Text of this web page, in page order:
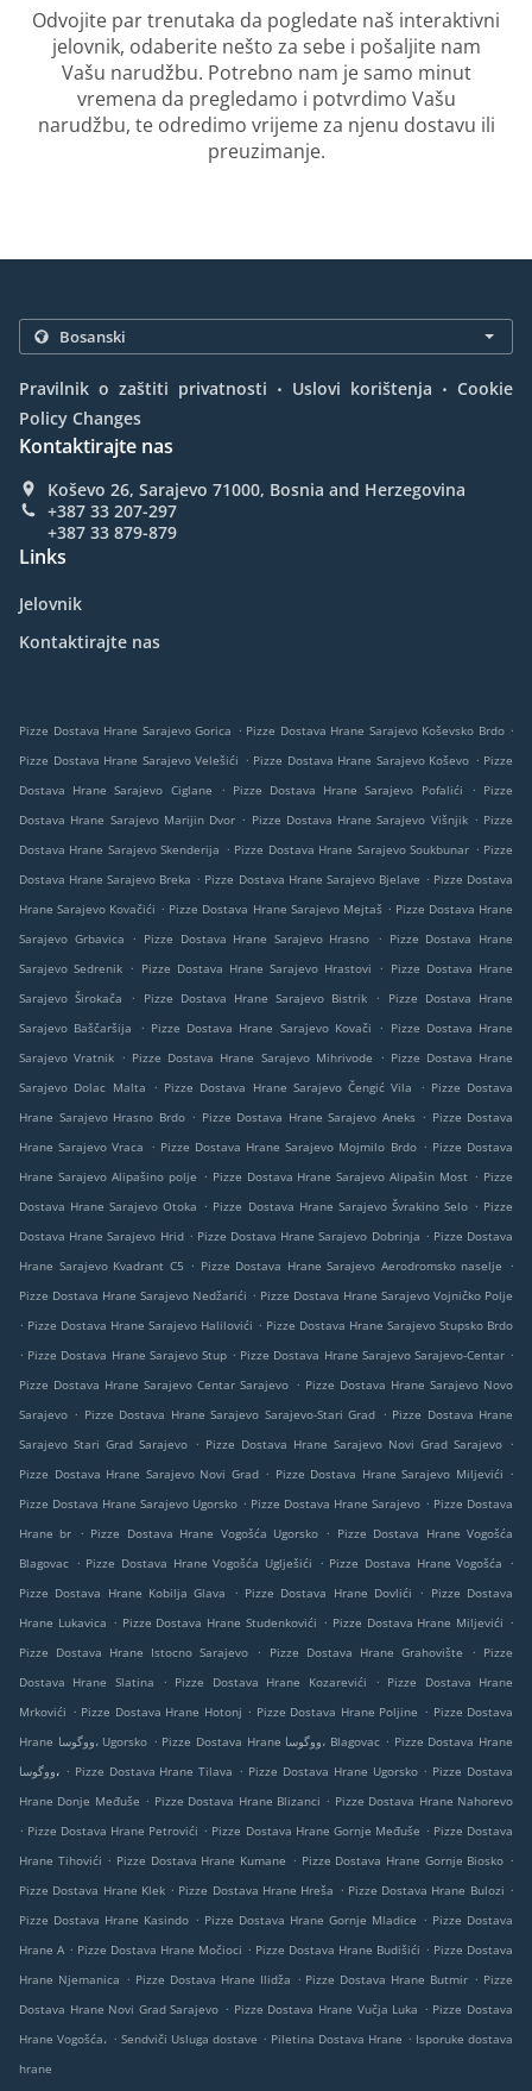
Odvojite par trenutaka da pogledate naš interaktivni
jelovnik, odaberite nešto za sebe i pošaljite nam
Vašu narudžbu. Potrebno nam je samo minut
vremena da pregledamo i potvrdimo Vašu
narudžbu, te odredimo vrijeme za njenu dostavu ili
preuzimanje.
Pravilnik o zaštiti privatnosti . Uslovi korištenja . Cookie
Policy Changes
Kontaktirajte nas
Koševo 26, Sarajevo 71000, Bosnia and Herzegovina
+387 33 207-297
+387 33 879-879
Links
Jelovnik
Kontaktirajte nas
Pizze Dostava Hrane Sarajevo Gorica . Pizze Dostava Hrane Sarajevo Koševsko Brdo .
Pizze Dostava Hrane Sarajevo Velešići . Pizze Dostava Hrane Sarajevo Koševo . Pizze
Dostava Hrane Sarajevo Ciglane
. Pizze Dostava Hrane Sarajevo Pofalići . Pizze
Dostava Hrane Sarajevo Marijin Dvor . Pizze Dostava Hrane Sarajevo Višnjik . Pizze
Dostava Hrane Sarajevo Skenderija . Pizze Dostava Hrane Sarajevo Soukbunar . Pizze
Dostava Hrane Sarajevo Breka . Pizze Dostava Hrane Sarajevo Bjelave . Pizze Dostava
Hrane Sarajevo Kovačići . Pizze Dostava Hrane Sarajevo Mejtaš . Pizze Dostava Hrane
Sarajevo Grbavica
. Pizze Dostava Hrane Sarajevo Hrasno . Pizze Dostava Hrane
Sarajevo Sedrenik . Pizze Dostava Hrane Sarajevo Hrastovi . Pizze Dostava Hrane
Sarajevo Širokača
. Pizze Dostava Hrane Sarajevo Bistrik .
Pizze Dostava Hrane
Sarajevo Baščaršija
. Pizze Dostava Hrane Sarajevo Kovači . Pizze Dostava Hrane
Sarajevo Vratnik . Pizze Dostava Hrane Sarajevo Mihrivode . Pizze Dostava Hrane
Sarajevo Dolac Malta
. Pizze Dostava Hrane Sarajevo Čengić Vila . Pizze Dostava
Hrane Sarajevo Hrasno Brdo . Pizze Dostava Hrane Sarajevo Aneks . Pizze Dostava
Hrane Sarajevo Vraca
. Pizze Dostava Hrane Sarajevo Mojmilo Brdo . Pizze Dostava
Hrane Sarajevo Alipašino polje . Pizze Dostava Hrane Sarajevo Alipašin Most . Pizze
Dostava Hrane Sarajevo Otoka . Pizze Dostava Hrane Sarajevo Švrakino Selo . Pizze
Dostava Hrane Sarajevo Hrid . Pizze Dostava Hrane Sarajevo Dobrinja . Pizze Dostava
Hrane Sarajevo Kvadrant C5 . Pizze Dostava Hrane Sarajevo Aerodromsko naselje
.
Pizze Dostava Hrane Sarajevo Nedžarići . Pizze Dostava Hrane Sarajevo Vojničko Polje
. Pizze Dostava Hrane Sarajevo Halilovići . Pizze Dostava Hrane Sarajevo Stupsko Brdo
. Pizze Dostava Hrane Sarajevo Stup . Pizze Dostava Hrane Sarajevo Sarajevo-Centar .
Pizze Dostava Hrane Sarajevo Centar Sarajevo . Pizze Dostava Hrane Sarajevo Novo
Sarajevo . Pizze Dostava Hrane Sarajevo Sarajevo-Stari Grad . Pizze Dostava Hrane
Sarajevo Stari Grad Sarajevo . Pizze Dostava Hrane Sarajevo Novi Grad Sarajevo .
Pizze Dostava Hrane Sarajevo Novi Grad . Pizze Dostava Hrane Sarajevo Miljevići .
Pizze Dostava Hrane Sarajevo Ugorsko . Pizze Dostava Hrane Sarajevo . Pizze Dostava
Hrane br
. Pizze Dostava Hrane Vogošća Ugorsko . Pizze Dostava Hrane Vogošća
Blagovac . Pizze Dostava Hrane Vogošća Uglješići . Pizze Dostava Hrane Vogošća
.
Pizze Dostava Hrane Kobilja Glava
. Pizze Dostava Hrane Dovlići . Pizze Dostava
Hrane Lukavica . Pizze Dostava Hrane Studenkovići . Pizze Dostava Hrane Miljevići .
Pizze Dostava Hrane Istocno Sarajevo
. Pizze Dostava Hrane Grahovište . Pizze
Dostava Hrane Slatina
. Pizze Dostava Hrane Kozarevići . Pizze Dostava Hrane
Mrkovići . Pizze Dostava Hrane Hotonj . Pizze Dostava Hrane Poljine . Pizze Dostava
Hrane ووگوسا، Ugorsko . Pizze Dostava Hrane ووگوسا، Blagovac . Pizze Dostava Hrane
ووگوسا، . Pizze Dostava Hrane Tilava . Pizze Dostava Hrane Ugorsko . Pizze Dostava
Hrane Donje Međuše . Pizze Dostava Hrane Blizanci . Pizze Dostava Hrane Nahorevo
. Pizze Dostava Hrane Petrovići . Pizze Dostava Hrane Gornje Međuše . Pizze Dostava
Hrane Tihovići . Pizze Dostava Hrane Kumane . Pizze Dostava Hrane Gornje Biosko .
Pizze Dostava Hrane Klek . Pizze Dostava Hrane Hreša . Pizze Dostava Hrane Bulozi .
Pizze Dostava Hrane Kasindo . Pizze Dostava Hrane Gornje Mladice . Pizze Dostava
Hrane A . Pizze Dostava Hrane Močioci . Pizze Dostava Hrane Budišići . Pizze Dostava
Hrane Njemanica . Pizze Dostava Hrane Ilidža . Pizze Dostava Hrane Butmir . Pizze
Dostava Hrane Novi Grad Sarajevo . Pizze Dostava Hrane Vučja Luka . Pizze Dostava
Hrane Vogošća، . Sendviči Usluga dostave . Piletina Dostava Hrane . Isporuke dostava
hrane